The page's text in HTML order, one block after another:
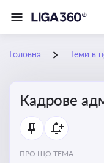
Головна Теми в
Кадрове
ПРО ЩО ТЕМА: